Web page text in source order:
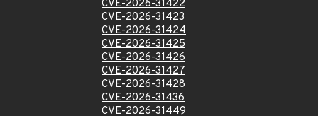
CVE-2026-31422
CVE-2026-31423
CVE-2026-31424
CVE-2026-31425
CVE-2026-31426
CVE-2026-31427
CVE-2026-31428
CVE-2026-31436
CVE-2026-31449